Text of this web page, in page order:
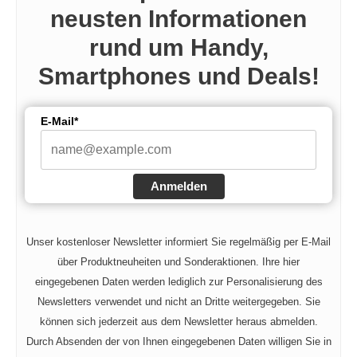
d
neusten Informationen
rund um Handy,
Smartphones und Deals!
E-Mail*
Anmelden
Unser kostenloser Newsletter informiert Sie regelmäßig per E-Mail
über Produktneuheiten und Sonderaktionen. Ihre hier
eingegebenen Daten werden lediglich zur Personalisierung des
Newsletters verwendet und nicht an Dritte weitergegeben. Sie
können sich jederzeit aus dem Newsletter heraus abmelden.
Durch Absenden der von Ihnen eingegebenen Daten willigen Sie in